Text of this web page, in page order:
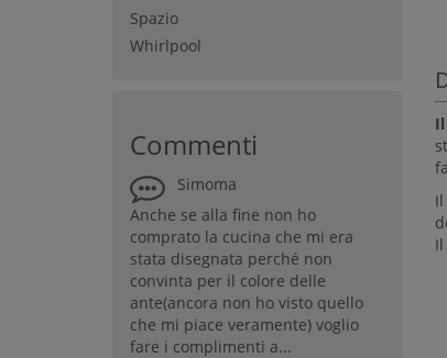
Spazio
Whirlpool
Commenti
Simoma
Anche se alla fine non ho
comprato la cucina che mi era
stata disegnata perché non
convinta per il colore delle
ante(ancora non ho visto quello
che mi piace veramente) voglio
fare i complimenti a...